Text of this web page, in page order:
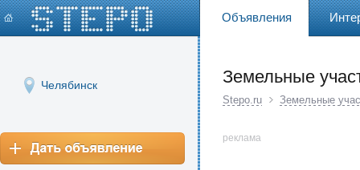
Объявления
Челябинск Земельные
Stepo.ru Земельные
реклама